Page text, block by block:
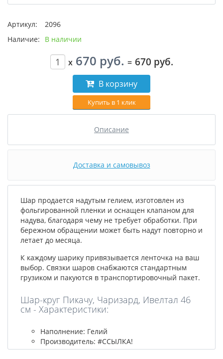
Артикул:
2096
Наличие:
В наличии
x 670 руб. = 670 руб.
В корзину
Купить в 1 клик
Описание
Доставка и самовывоз
Шар продается надутым гелием, изготовлен из
фольгированной пленки и оснащен клапаном для
надува, благодаря чему не требует обработки. При
бережном обращении может быть надут повторно и
летает до месяца.
К каждому шарику привязывается ленточка на ваш
выбор. Связки шаров снабжаются стандартным
грузиком и пакуются в транспортировочный пакет.
Шар-круг Пикачу, Чаризард, Ивелтал 46
см - Характеристики:
Наполнение: Гелий
Производитель: #ССЫЛКА!